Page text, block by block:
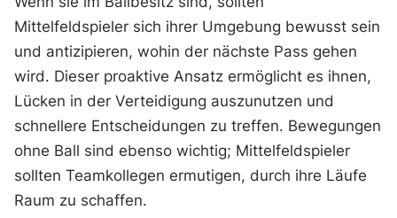
Mittelfeldspieler sich ihrer Umgebung bewusst sein
und antizipieren, wohin der nächste Pass gehen
wird. Dieser proaktive Ansatz ermöglicht es ihnen,
Lücken in der Verteidigung auszunutzen und
schnellere Entscheidungen zu treffen. Bewegungen
ohne Ball sind ebenso wichtig; Mittelfeldspieler
sollten Teamkollegen ermutigen, durch ihre Läufe
Raum zu schaffen.